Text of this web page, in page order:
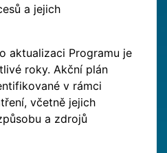
a jejich
aktualizaci Programu je
roky. Akční plán
v rámci
včetně jejich
a zdrojů